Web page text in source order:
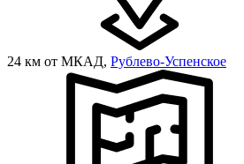
24 км от МКАД, Рублево-Успенское